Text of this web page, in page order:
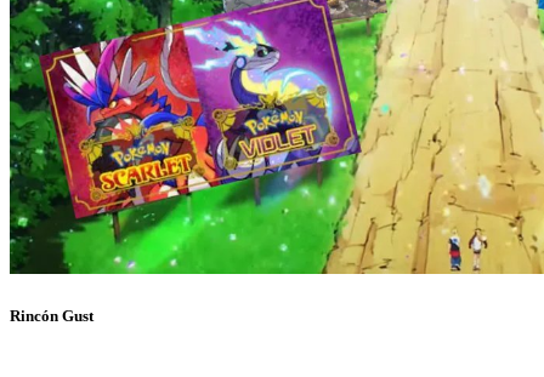
Rincón Gust